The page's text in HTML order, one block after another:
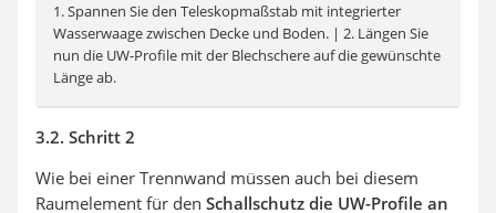
1. Spannen Sie den Teleskopmaßstab mit integrierter
Wasserwaage zwischen Decke und Boden. | 2. Längen Sie
nun die UW-Profile mit der Blechschere auf die gewünschte
Länge ab.
3.2. Schritt 2
Wie bei einer Trennwand müssen auch bei diesem
Raumelement für den Schallschutz die UW-Profile an